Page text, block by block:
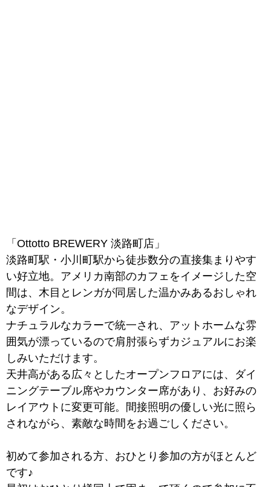
「Ottotto BREWERY 淡路町店」
淡路町駅・小川町駅から徒歩数分の直接集まりやす
い好立地。アメリカ南部のカフェをイメージした空
間は、木目とレンガが同居した温かみあるおしゃれ
なデザイン。
ナチュラルなカラーで統一され、アットホームな雰
囲気が漂っているので肩肘張らずカジュアルにお楽
しみいただけます。
天井高がある広々としたオープンフロアには、ダイ
ニングテーブル席やカウンター席があり、お好みの
レイアウトに変更可能。間接照明の優しい光に照ら
されながら、素敵な時間をお過ごしください。
初めて参加される方、おひとり参加の方がほとんど
です♪